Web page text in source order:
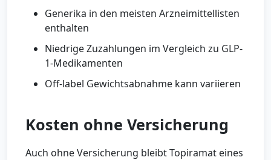
Generika in den meisten Arzneimittellisten
enthalten
Niedrige Zuzahlungen im Vergleich zu GLP-
1-Medikamenten
Off-label Gewichtsabnahme kann variieren
Kosten ohne Versicherung
Auch ohne Versicherung bleibt Topiramat eines